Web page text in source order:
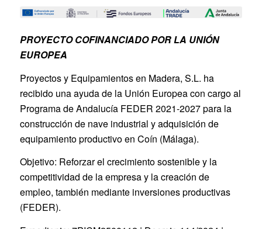
PROYECTO COFINANCIADO POR LA UNIÓN
EUROPEA
Proyectos y Equipamientos en Madera, S.L. ha
recibido una ayuda de la Unión Europea con cargo al
Programa de Andalucía FEDER 2021-2027 para la
construcción de nave industrial y adquisición de
equipamiento productivo en Coín (Málaga).
Objetivo: Reforzar el crecimiento sostenible y la
competitividad de la empresa y la creación de
empleo, también mediante inversiones productivas
(FEDER).